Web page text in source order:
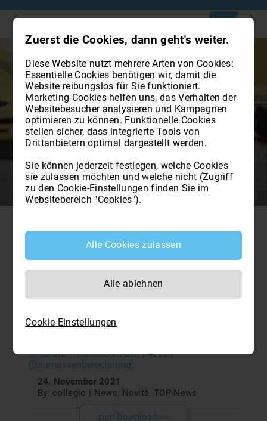
News 2021 | Kollegium der
Geometer und akademischen
Circolare – Rundschreiben 4_2021_grafici
24. November 2021
By: collegio | News, Novità, TOP-News
Circolare – Rundschreiben 042021
(Baumassenberechnung)
24. November 2021
By: collegio | News, Novità, TOP-News
zum Download >>
Zuerst die Cookies, dann geht's weiter.
Diese Website nutzt mehrere Arten von Cookies:
Essentielle Cookies benötigen wir, damit die
Website reibungslos für Sie funktioniert.
Marketing-Cookies helfen uns, das Verhalten der
Websitebesucher analysieren und Kampagnen
optimieren zu können. Funktionelle Cookies
stellen sicher, dass integrierte Tools von
Drittanbietern optimal dargestellt werden.
Sie können jederzeit festlegen, welche Cookies
sie zulassen möchten und welche nicht (Zugriff
zu den Cookie-Einstellungen finden Sie im
Websitebereich "Cookies").
Cookie-Einstellungen
Alle Cookies zulassen
Alle ablehnen